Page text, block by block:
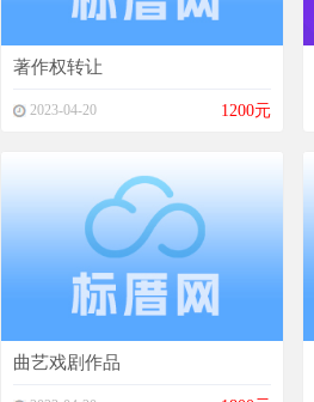
著作权转让
2023-04-20 1200元
曲艺戏剧作品